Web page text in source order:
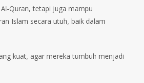
Quran, tetapi juga mampu
Islam secara utuh, baik dalam
kuat, agar mereka tumbuh menjadi